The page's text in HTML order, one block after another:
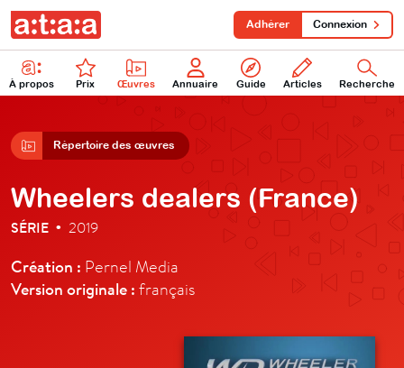
À propos Prix Œuvres Annuaire Guide Articles Recherche
Adhérer Connexion
Répertoire des œuvres
Wheelers dealers (France)
SÉRIE • 2019
Création : Pernel Media
Version originale : français